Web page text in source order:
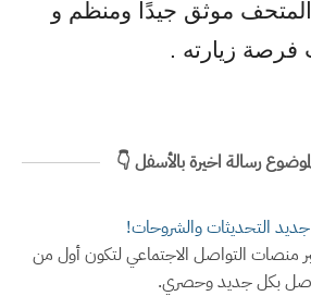
المتحف موثق جيدًا ومنظم و
زيارته .
رسالة اخيرة بالأسفل 👇
التحديثات والشروحات!
منصات التواصل الاجتماعي لتكون أول من
بكل جديد وحصري.